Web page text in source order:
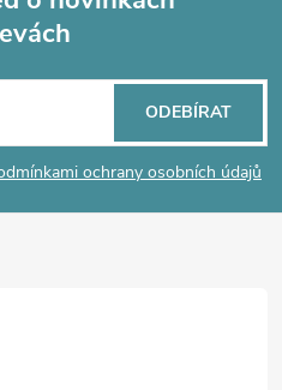
ochrany osobních údajů
ODEBÍRAT